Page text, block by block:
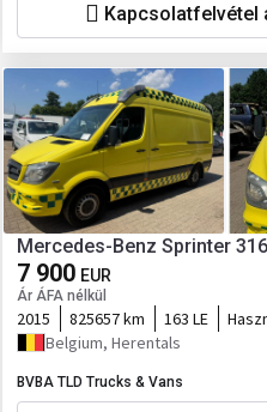
Kapcsolatfelvétel
Mercedes-Benz Sprinter
7 900 EUR
Ár ÁFA nélkül
2015 825657 km 163 LE
Belgium, Herentals
BVBA TLD Trucks & Vans